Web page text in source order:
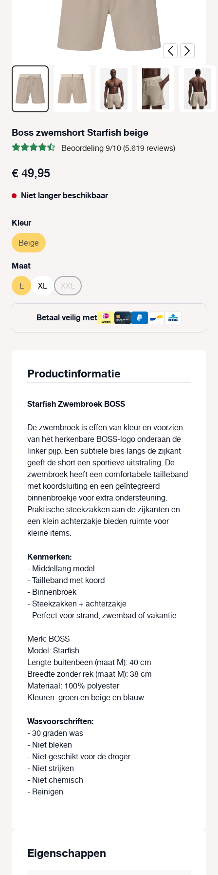
Boss zwemshort Starfish beige
Beoordeling 9/10 (5.619 reviews)
€ 49,95
Niet langer beschikbaar
Selecteer
Kleur
Beige(Deze optie is momenteel niet beschikbaar.)
Selecteer
Maat
L(Deze optie is momenteel niet beschikbaar.)
XL XXL(Deze optie is momenteel niet beschikbaar.)
Betaal veilig met
Productinformatie
Starfish ZwembroekBOSS
De zwembroek is effen van kleur en voorzien
van het herkenbare BOSS-logo onderaan de
linker pijp. Een subtiele bies langs de zijkant
geeft de short een sportieve uitstraling. De
zwembroek heeft een comfortabele tailleband
met koordsluiting en een geïntegreerd
binnenbroekje voor extra ondersteuning.
Praktische steekzakken aan de zijkanten en
een klein achterzakje bieden ruimte voor
kleine items.
Kenmerken:
- Middellang model
- Tailleband met koord
- Binnenbroek
- Steekzakken + achterzakje
- Perfect voor strand, zwembad of vakantie
Merk: BOSS
Model: Starfish
Lengte buitenbeen (maat M): 40 cm
Breedte zonder rek (maat M): 38 cm
Materiaal: 100% polyester
Kleuren: groen en beige en blauw
Wasvoorschriften:
- 30 graden was
- Niet bleken
- Niet geschikt voor de droger
- Niet strijken
- Niet chemisch
- Reinigen
Eigenschappen